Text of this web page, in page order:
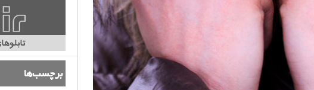
برچسب‌ها